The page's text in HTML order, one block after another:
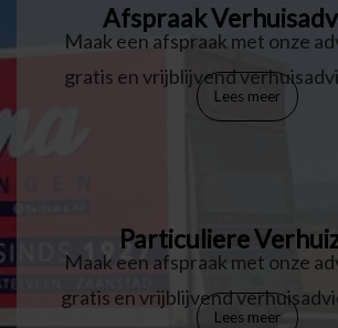
Afspraak
Maak een afspraak met onze
gratis en vrijblijvend
Lees meer
Particuliere
Maak een afspraak met onze
gratis en vrijblijvend
Lees meer